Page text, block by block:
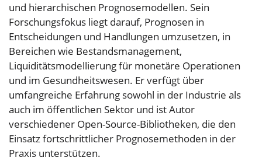
und hierarchischen Prognosemodellen. Sein
Forschungsfokus liegt darauf, Prognosen in
Entscheidungen und Handlungen umzusetzen, in
Bereichen wie Bestandsmanagement,
Liquiditätsmodellierung für monetäre Operationen
und im Gesundheitswesen. Er verfügt über
umfangreiche Erfahrung sowohl in der Industrie als
auch im öffentlichen Sektor und ist Autor
verschiedener Open-Source-Bibliotheken, die den
Einsatz fortschrittlicher Prognosemethoden in der
Praxis unterstützen.